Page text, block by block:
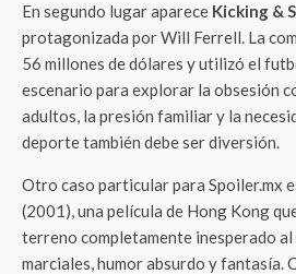
En segundo lugar aparece Kicking &
protagonizada por Will Ferrell. La
56 millones de dólares y utilizó el
escenario para explorar la obsesión
adultos, la presión familiar y la
deporte también debe ser diversión.
Otro caso particular para Spoiler.mx
(2001), una película de Hong Kong
terreno completamente inesperado al
marciales, humor absurdo y fantasía.